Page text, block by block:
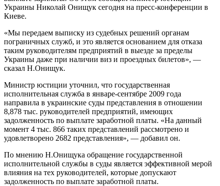
Украины Николай Онищук сегодня на пресс-конференции в
Киеве.
«Мы передаем выписку из судебных решений органам
пограничных служб, и это является основанием для отказа
таким руководителям предприятий в выезде за пределы
Украины даже при наличии виз и проездных билетов», —
сказал Н.Онищук.
Министр юстиции уточнил, что государственная
исполнительная служба в январе-сентябре 2009 года
направила в украинские суды представления в отношении
8,878 тыс. руководителей предприятий, имеющих
задолженность по выплате заработной платы. «На данный
момент 4 тыс. 866 таких представлений рассмотрено и
удовлетворено 2682 представления», — добавил он.
По мнению Н.Онищука обращение государственной
исполнительной службы в суды является эффективной мерой
влияния на тех руководителей, которые допускают
задолженность по выплате заработной платы.